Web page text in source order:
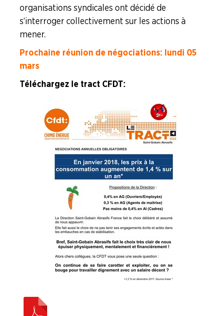
organisations syndicales ont décidé de
s’interroger collectivement sur les actions à
mener.
Prochaine réunion de négociations : lundi 05
mars
Téléchargez le tract CFDT :